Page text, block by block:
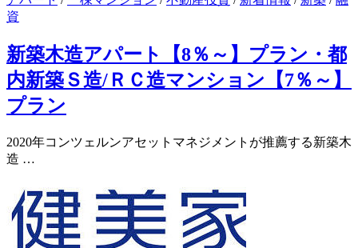
資
新築木造アパート【8％～】プラン・都
内新築Ｓ造/ＲＣ造マンション【7％～】
プラン
2020年コンツェルンアセットマネジメントが推薦する新築木
造 …